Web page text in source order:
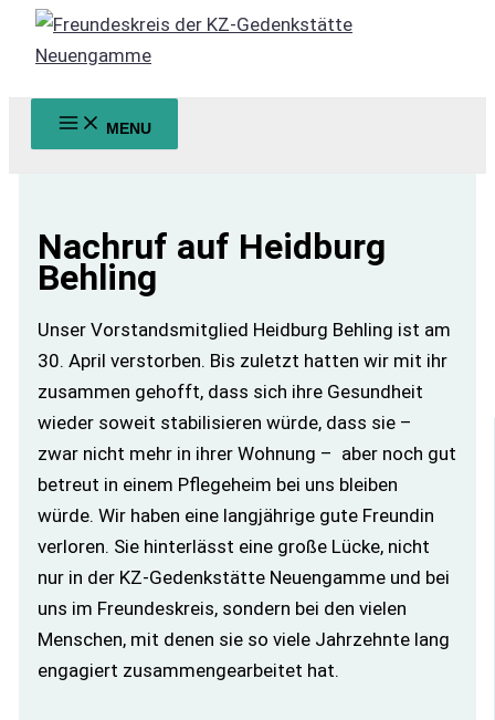
Zum
Inhalt
MENU
Nachruf auf Heidburg
Behling
Unser Vorstandsmitglied Heidburg Behling ist am
30. April verstorben. Bis zuletzt hatten wir mit ihr
zusammen gehofft, dass sich ihre Gesundheit
wieder soweit stabilisieren würde, dass sie –
zwar nicht mehr in ihrer Wohnung – aber noch gut
betreut in einem Pflegeheim bei uns bleiben
würde. Wir haben eine langjährige gute Freundin
verloren. Sie hinterlässt eine große Lücke, nicht
nur in der KZ-Gedenkstätte Neuengamme und bei
uns im Freundeskreis, sondern bei den vielen
Menschen, mit denen sie so viele Jahrzehnte lang
engagiert zusammengearbeitet hat.